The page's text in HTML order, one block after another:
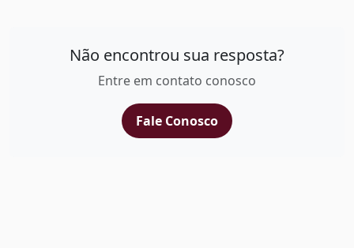
Não encontrou sua resposta?
Entre em contato conosco
Fale Conosco